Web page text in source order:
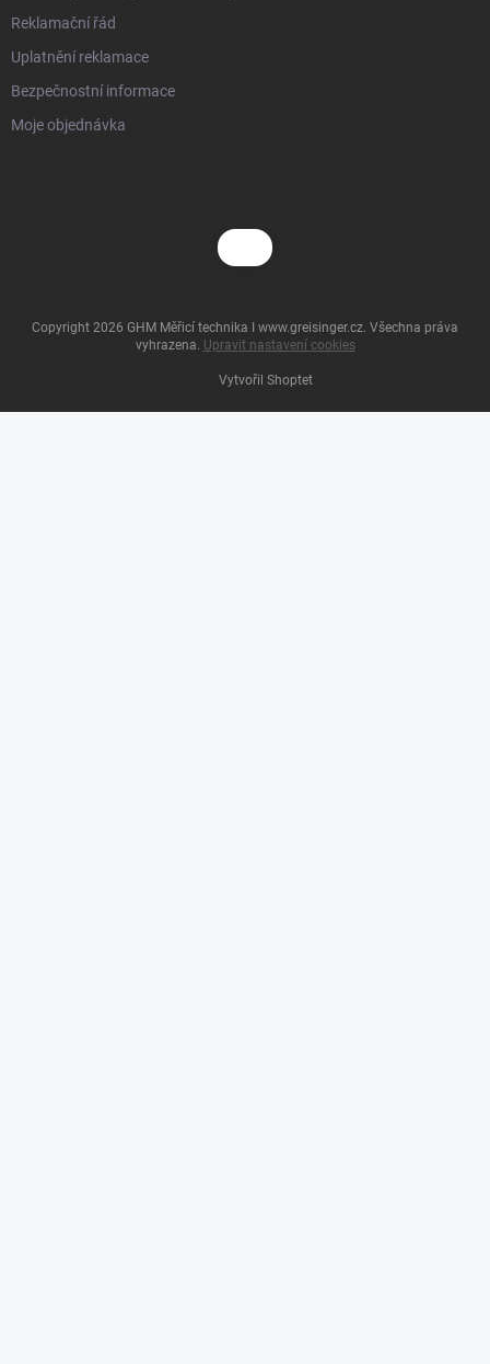
Reklamační řád
Uplatnění reklamace
Bezpečnostní informace
Moje objednávka
Vytvořil Shoptet
Copyright 2026 GHM Měřicí technika I www.greisinger.cz. Všechna práva
vyhrazena. Upravit nastavení cookies